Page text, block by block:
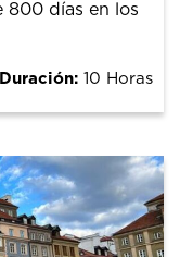
800 días en los
Duración: 10 Horas